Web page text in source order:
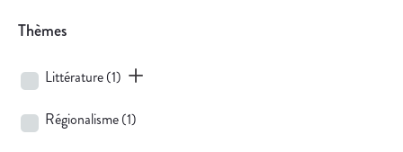
Thèmes
Littérature(1)
Régionalisme(1)